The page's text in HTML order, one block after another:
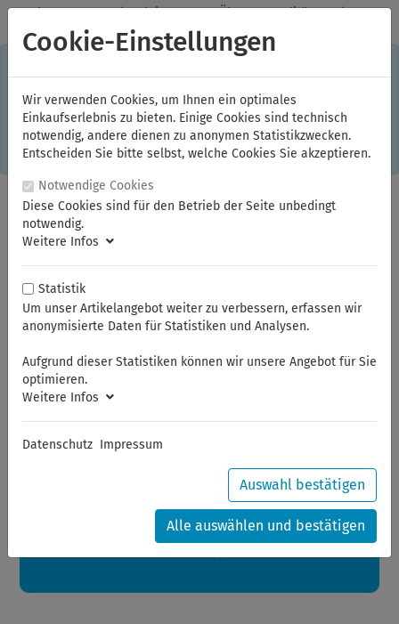
✓Jeden Monat starke Aktionen ✓Über 20 Qualitätsmarken ✓
Kostenlose Lieferung im Inland ab 150,00 Euro Bruttowarenwert
Einkaufserlebnis. Dabei werden beispielsweise die Session-
Informationen oder die Spracheinstellung auf Ihrem Rechner
gespeichert. Ohne Cookies ist der Funktionsumfang des
Online-Shops eingeschränkt. Sind Sie damit nicht
einverstanden, klicken Sie bitte hier.
Sommerferien
Sehr geehrte Kunden,
Ihre Bestellungen in diesem Zeitraum werden ab dem
24.08.2026 verschickt.
Eine schöne Sommerpause
Cookie-Einstellungen
Wir verwenden Cookies, um Ihnen ein optimales
Einkaufserlebnis zu bieten. Einige Cookies sind technisch
notwendig, andere dienen zu anonymen Statistikzwecken.
Entscheiden Sie bitte selbst, welche Cookies Sie akzeptieren.
Notwendige Cookies
Diese Cookies sind für den Betrieb der Seite unbedingt
notwendig.
Weitere Infos
Statistik
Um unser Artikelangebot weiter zu verbessern, erfassen wir
anonymisierte Daten für Statistiken und Analysen.
Aufgrund dieser Statistiken können wir unsere Angebot für Sie
optimieren.
Weitere Infos
Datenschutz Impressum
Auswahl bestätigen
Alle auswählen und bestätigen